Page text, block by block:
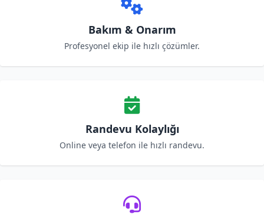
Bakım & Onarım
Profesyonel ekip ile hızlı çözümler.
Randevu Kolaylığı
Online veya telefon ile hızlı randevu.